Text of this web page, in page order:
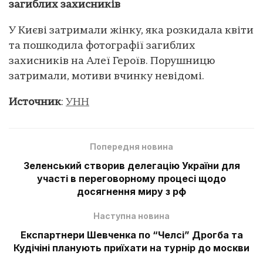
загиблих захисників
У Києві затримали жінку, яка розкидала квіти
та пошкодила фотографії загиблих
захисників на Алеї Героїв. Порушницю
затримали, мотиви вчинку невідомі.
Источник: УНН
Попередня новина
Зеленський створив делегацію України для
участі в переговорному процесі щодо
досягнення миру з рф
Наступна новина
Експартнери Шевченка по “Челсі” Дрогба та
Кудічіні планують приїхати на турнір до москви